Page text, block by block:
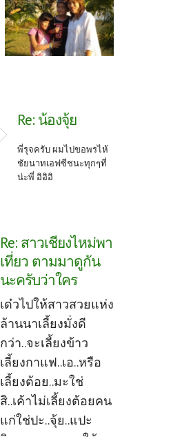
Re: น้องจุ้ย
พี่รุจครับ ผมไปขอพรไห้
ชัยนาทเอฟซีชนะทุกๆที่
น่ะพี่ อิอิอิ
Re: สาวเชียงไหม่พา
เที่ยว ตามมาดูกัน
นะครับว่าใคร
เด๋วไปให้สาวสวยแห่ง
ล้านนาเลี้ยงมั่งดี
กว่า..จะเลี้ยงข้าว
เลี้ยงกาแฟ..เอ..หรือ
เลี้ยงต้อย..มะใช่
สิ..เค้าไม่เลี้ยงต้อยคน
แก่ใช่ปะ..จุ้ย..แปะ